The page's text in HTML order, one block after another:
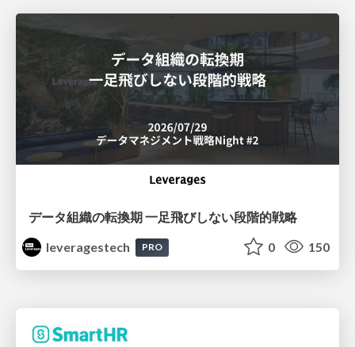
データ組織の転換期 一足飛びしない段階的戦略
leveragestech
PRO 0 150